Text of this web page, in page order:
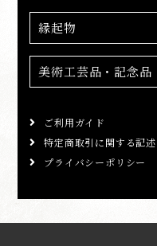
縁起物
美術工芸品・記念品
ご利用ガイド
特定商取引に関する記述
プライバシーポリシー